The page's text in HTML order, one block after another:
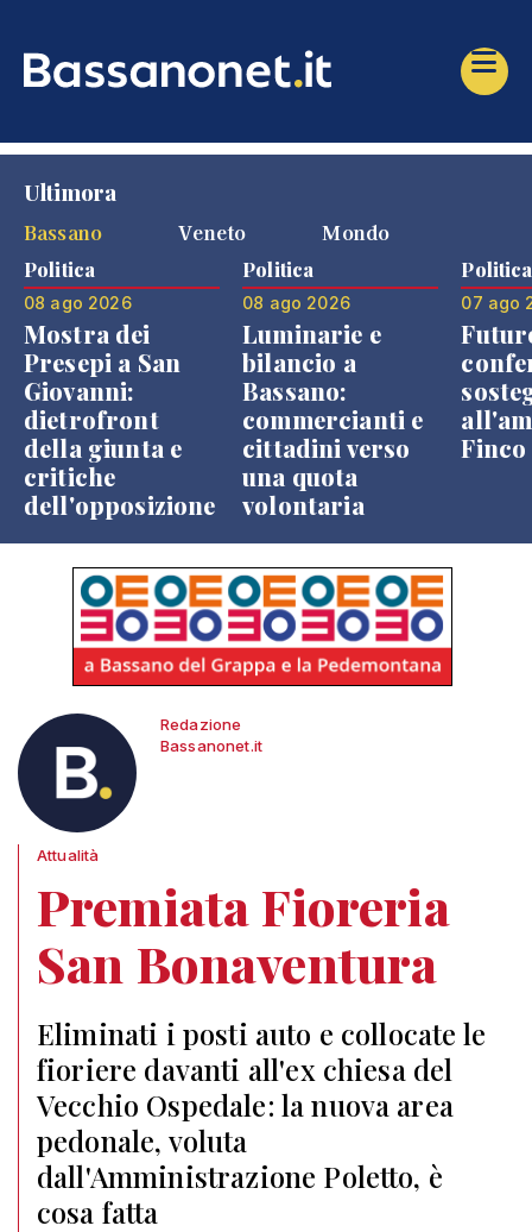
Ultimora
Bassano
Veneto Mondo
Politica
08 ago 2026
Mostra dei
Presepi a San
Giovanni:
dietrofront
della giunta e
critiche
dell'opposizione
Politica
08 ago 2026
Luminarie e
bilancio a
Bassano:
commercianti e
cittadini verso
una quota
volontaria
Politica
07 ago
Finco
Redazione
Bassanonet.it
Attualità
Premiata Fioreria
San Bonaventura
Eliminati i posti auto e collocate le
fioriere davanti all'ex chiesa del
Vecchio Ospedale: la nuova area
pedonale, voluta
dall'Amministrazione Poletto, è
cosa fatta